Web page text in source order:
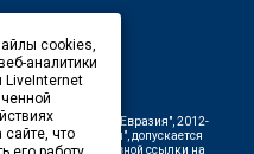
ООО "ТРК "Евразия" , 2012-
на сайте
"Ntsk.ru" , допускается
с указанием активной ссылки на
cookies,
аналитики
LiveInternet
сайте, что